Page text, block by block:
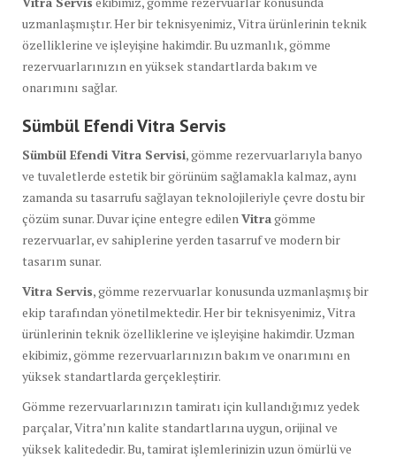
uzmanlaşmıştır. Her bir teknisyenimiz, Vitra ürünlerinin teknik
özelliklerine ve işleyişine hakimdir. Bu uzmanlık, gömme
rezervuarlarınızın en yüksek standartlarda bakım ve
onarımını sağlar.
Sümbül Efendi Vitra Servis
Sümbül Efendi Vitra Servisi, gömme rezervuarlarıyla banyo
ve tuvaletlerde estetik bir görünüm sağlamakla kalmaz, aynı
zamanda su tasarrufu sağlayan teknolojileriyle çevre dostu bir
çözüm sunar. Duvar içine entegre edilenVitragömme
rezervuarlar, ev sahiplerine yerden tasarruf ve modern bir
tasarım sunar.
Vitra Servis, gömme rezervuarlar konusunda uzmanlaşmış bir
ekip tarafından yönetilmektedir. Her bir teknisyenimiz, Vitra
ürünlerinin teknik özelliklerine ve işleyişine hakimdir. Uzman
ekibimiz, gömme rezervuarlarınızın bakım ve onarımını en
yüksek standartlarda gerçekleştirir.
Gömme rezervuarlarınızın tamiratı için kullandığımız yedek
parçalar, Vitra’nın kalite standartlarına uygun, orijinal ve
yüksek kalitededir. Bu, tamirat işlemlerinizin uzun ömürlü ve